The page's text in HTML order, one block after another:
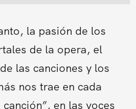
la pasión de los
de la opera, el
las canciones y los
nos trae en cada
en las voces